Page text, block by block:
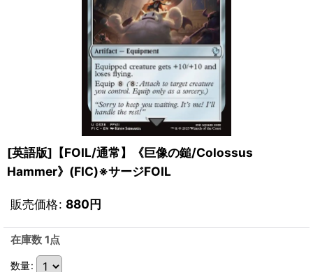
[英語版]【FOIL/通常】《巨像の鎚/Colossus
Hammer》(FIC)※サージFOIL
販売価格: 880円
在庫数 1点
数量: